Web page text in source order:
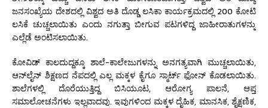
ಜನಸಂಖ್ಯೆಯ ದೇಶದಲ್ಲಿ ವಿಶ್ವದ ಅತಿ ದೊಡ್ಡ ಲಸಿಕಾ ಕಾರ್ಯಕ್ರಮದಲ್ಲಿ 200 ಕೋಟಿ
ಲಸಿಕೆ ಚುಚ್ಚಲಾಯಿತು ಎಂದು ನಗುತ್ತಾ ಬೀಗುವ ಪಟಗಳಿದ್ದ ಜಾಹೀರಾತುಗಳನ್ನು
ಎಲ್ಲೆಡೆ ಅಂಟಿಸಲಾಯಿತು.
ಕೋವಿಡ್ ಕಾಲದುದ್ದಕ್ಕೂ ಶಾಲೆ-ಕಾಲೇಜುಗಳನ್ನು ಅನಗತ್ಯವಾಗಿ ಮುಚ್ಚಲಾಯಿತು,
ಆನ್‌ಲೈನ್ ಶಿಕ್ಷಣದ ನೆಪದಲ್ಲಿ ಎಲ್ಲ ಮಕ್ಕಳ ಕೈಗೂ ಸ್ಮಾರ್ಟ್ ಫೋನ್ ಕೊಡಲಾಯಿತು.
ಶಾಲೆಗಳಲ್ಲಿ ದೊರೆಯುತ್ತಿದ್ದ ಬಿಸಿಯೂಟ, ಆರೋಗ್ಯ ಪಾಲನೆ, ಆಪ್ತ
ಸಮಾಲೋಚನೆಗಳು ಇಲ್ಲವಾದವು. ಇವುಗಳಿಂದ ಮಕ್ಕಳ ದೈಹಿಕ, ಮಾನಸಿಕ, ಶೈಕ್ಷಣಿಕ,